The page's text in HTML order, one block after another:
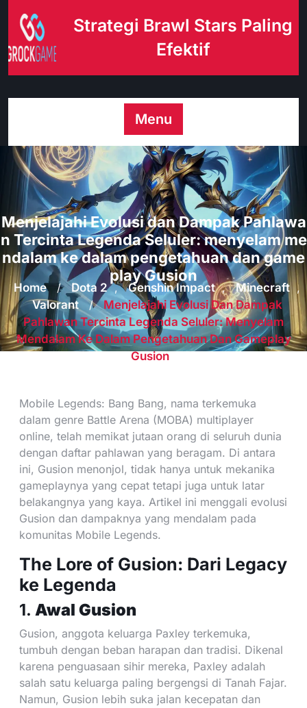
content
Strategi Brawl Stars Paling
Efektif
Menu
Menjelajahi Evolusi dan Dampak Pahlawa
n Tercinta Legenda Seluler: menyelam me
ndalam ke dalam pengetahuan dan game
play Gusion
Home / Dota 2 , Genshin Impact , Minecraft ,
Valorant / Menjelajahi Evolusi Dan Dampak
Pahlawan Tercinta Legenda Seluler: Menyelam
Mendalam Ke Dalam Pengetahuan Dan Gameplay
Gusion
Mobile Legends: Bang Bang, nama terkemuka
dalam genre Battle Arena (MOBA) multiplayer
online, telah memikat jutaan orang di seluruh dunia
dengan daftar pahlawan yang beragam. Di antara
ini, Gusion menonjol, tidak hanya untuk mekanika
gameplaynya yang cepat tetapi juga untuk latar
belakangnya yang kaya. Artikel ini menggali evolusi
Gusion dan dampaknya yang mendalam pada
komunitas Mobile Legends.
The Lore of Gusion: Dari Legacy
ke Legenda
1. Awal Gusion
Gusion, anggota keluarga Paxley terkemuka,
tumbuh dengan beban harapan dan tradisi. Dikenal
karena penguasaan sihir mereka, Paxley adalah
salah satu keluarga paling bergengsi di Tanah Fajar.
Namun, Gusion lebih suka jalan kecepatan dan